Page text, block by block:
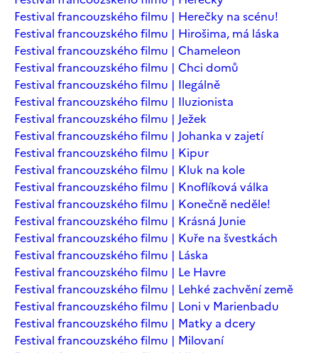
Festival francouzského filmu | Herečky na scénu!
Festival francouzského filmu | Hirošima, má láska
Festival francouzského filmu | Chameleon
Festival francouzského filmu | Chci domů
Festival francouzského filmu | Ilegálně
Festival francouzského filmu | Iluzionista
Festival francouzského filmu | Ježek
Festival francouzského filmu | Johanka v zajetí
Festival francouzského filmu | Kipur
Festival francouzského filmu | Kluk na kole
Festival francouzského filmu | Knoflíková válka
Festival francouzského filmu | Konečně neděle!
Festival francouzského filmu | Krásná Junie
Festival francouzského filmu | Kuře na švestkách
Festival francouzského filmu | Láska
Festival francouzského filmu | Le Havre
Festival francouzského filmu | Lehké zachvění země
Festival francouzského filmu | Loni v Marienbadu
Festival francouzského filmu | Matky a dcery
Festival francouzského filmu | Milovaní